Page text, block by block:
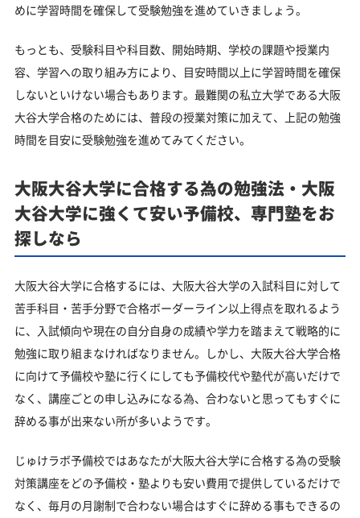
めに学習時間を確保して受験勉強を進めていきましょう。
もっとも、受験科目や科目数、開始時期、学校の課題や授業内
容、学習への取り組み方により、目安時間以上に学習時間を確保
しないといけない場合もあります。最難関の私立大学である大阪
大谷大学合格のためには、普段の授業対策に加えて、上記の勉強
時間を目安に受験勉強を進めてみてください。
大阪大谷大学に合格する為の勉強法・大阪
大谷大学に強くて安い予備校、専門塾をお
探しなら
大阪大谷大学に合格するには、大阪大谷大学の入試科目に対して
苦手科目・苦手分野で合格ボーダーライン以上得点を取れるよう
に、入試傾向や現在の自分自身の成績や学力を踏まえて戦略的に
勉強に取り組まなければなりません。しかし、大阪大谷大学合格
に向けて予備校や塾に行くにしても予備校代や塾代が高いだけで
なく、講座ごとの申し込みになる為、合わないと思ってもすぐに
辞める事が出来ない所が多いようです。
じゅけラボ予備校ではあなたが大阪大谷大学に合格する為の受験
対策講座をどの予備校・塾よりも安い費用で提供しているだけで
なく、毎月の月謝制で合わない場合はすぐに辞める事もできるの